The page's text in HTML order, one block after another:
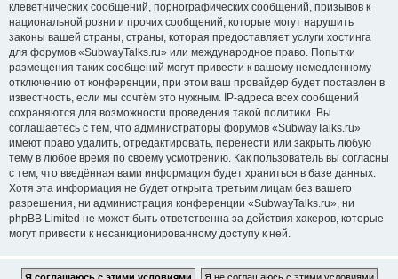
клеветнических сообщений, порнографических сообщений, призывов к
национальной розни и прочих сообщений, которые могут нарушить
законы вашей страны, страны, которая предоставляет услуги хостинга
для форумов «SubwayTalks.ru» или международное право. Попытки
размещения таких сообщений могут привести к вашему немедленному
отключению от конференции, при этом ваш провайдер будет поставлен в
известность, если мы сочтём это нужным. IP-адреса всех сообщений
сохраняются для возможности проведения такой политики. Вы
соглашаетесь с тем, что администраторы форумов «SubwayTalks.ru»
имеют право удалить, отредактировать, перенести или закрыть любую
тему в любое время по своему усмотрению. Как пользователь вы согласны
с тем, что введённая вами информация будет храниться в базе данных.
Хотя эта информация не будет открыта третьим лицам без вашего
разрешения, ни администрация конференции «SubwayTalks.ru», ни
phpBB Limited не может быть ответственна за действия хакеров, которые
могут привести к несанкционированному доступу к ней.